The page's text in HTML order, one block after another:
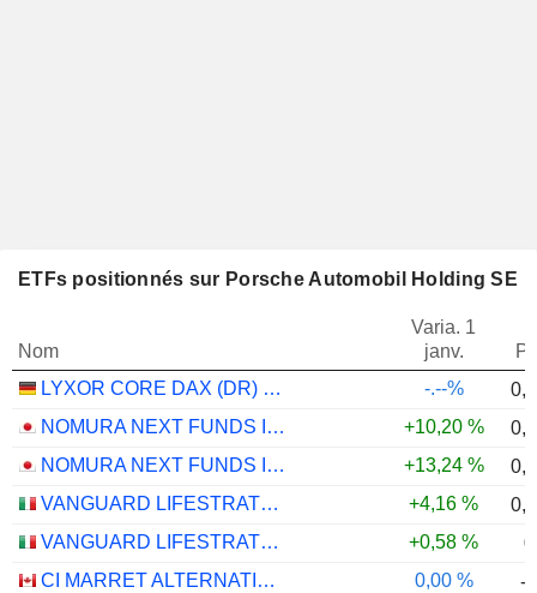
ETFs positionnés sur Porsche Automobil Holding SE
Nom
Varia. 1
janv.
LYXOR CORE DAX (DR) UCITS ETF - EUR
-.--%
NOMURA NEXT FUNDS INTERNATIONAL EQUITY MSCI-KOKUSAI (YEN-HEDGED) ETF - JPY
+10,20 %
NOMURA NEXT FUNDS INTERNATIONAL EQUITY MSCI-KOKUSAI (UNHEDGED) ETF - JPY
+13,24 %
VANGUARD LIFESTRATEGY 40% EQUITY UCITS ETF - DISTRIBUTING - EUR
+4,16 %
VANGUARD LIFESTRATEGY 20% EQUITY UCITS ETF - DISTRIBUTING - EUR
+0,58 %
CI MARRET ALTERNATIVE ABSOLUTE RETURN BOND ETF - CAD
0,00 % -